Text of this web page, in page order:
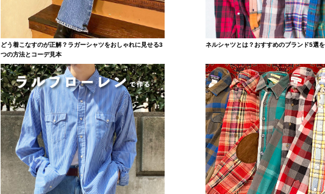
どう着こなすのが正解？ラガーシャツをおしゃれに見せる3
つの方法とコーデ見本
ネルシャツとは？おすすめのブランド5選